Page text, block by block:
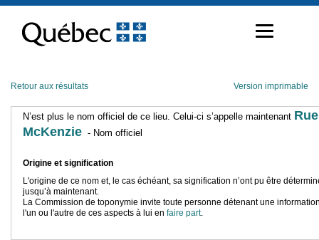
contenu
Retour aux résultats Version imprimable
N’est plus le nom officiel de ce lieu. Celui-ci s’appelle maintenant Rue
McKenzie - Nom officiel
Origine et signification
L'origine de ce nom et, le cas échéant, sa signification n’ont pu être
jusqu’à maintenant.
La Commission de toponymie invite toute personne détenant une
l'un ou l'autre de ces aspects à lui en faire part.